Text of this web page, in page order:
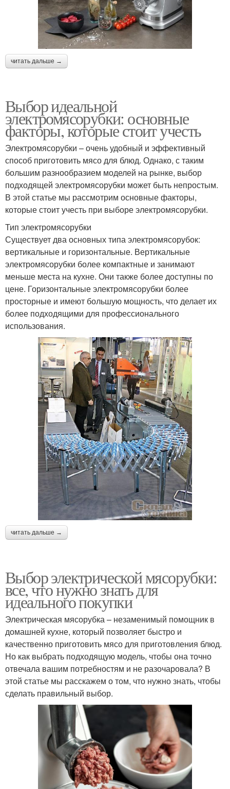
читать дальше →
Выбор идеальной
электромясорубки: основные
факторы, которые стоит учесть
Электромясорубки – очень удобный и эффективный
способ приготовить мясо для блюд. Однако, с таким
большим разнообразием моделей на рынке, выбор
подходящей электромясорубки может быть непростым.
В этой статье мы рассмотрим основные факторы,
которые стоит учесть при выборе электромясорубки.
Тип электромясорубки
Существует два основных типа электромясорубок:
вертикальные и горизонтальные. Вертикальные
электромясорубки более компактные и занимают
меньше места на кухне. Они также более доступны по
цене. Горизонтальные электромясорубки более
просторные и имеют большую мощность, что делает их
более подходящими для профессионального
использования.
читать дальше →
Выбор электрической мясорубки:
все, что нужно знать для
идеального покупки
Электрическая мясорубка – незаменимый помощник в
домашней кухне, который позволяет быстро и
качественно приготовить мясо для приготовления блюд.
Но как выбрать подходящую модель, чтобы она точно
отвечала вашим потребностям и не разочаровала? В
этой статье мы расскажем о том, что нужно знать, чтобы
сделать правильный выбор.